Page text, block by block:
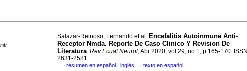
Salazar-Reinoso, Fernando et al. Encefalitis Autoinmune Anti-
Receptor Nmda. Reporte De Caso Clinico Y Revision De
Literatura. Rev Ecuat Neurol, Abr 2020, vol.29, no.1, p.165-170. ISSN
2631-2581
· resumen en español inglés · texto en español